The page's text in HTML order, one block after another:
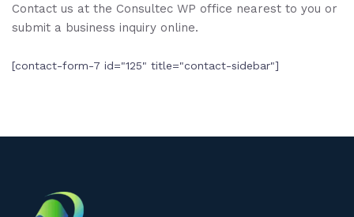
Contact us at the Consultec WP office nearest to you or
submit a business inquiry online.
[contact-form-7 id="125" title="contact-sidebar"]